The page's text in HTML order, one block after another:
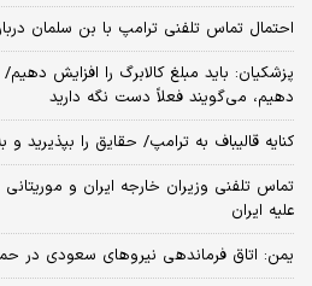
احتمال تماس تلفنی ترامپ با بن سلمان
پزشکیان: باید مبلغ کالابرگ را افزایش
دهیم، می‌گویند فعلاً دست نگه دارید
کنایه قالیباف به ترامپ/ حقایق را بپذیرید
تماس تلفنی وزیران خارجه ایران و موریتانی
علیه ایران
یمن: اتاق فرماندهی نیروهای سعودی در